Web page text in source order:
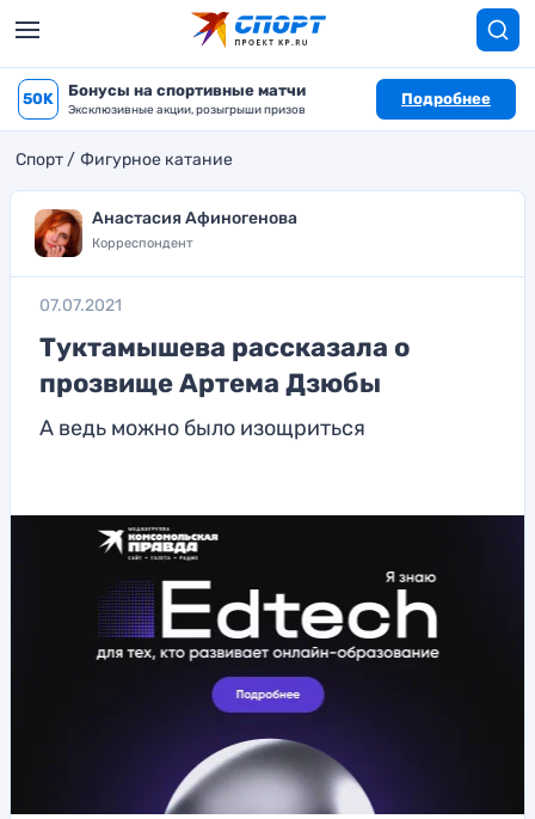
50K Бонусы на спортивные матчи
Эксклюзивные акции, розыгрыши призов
Подробнее
Спорт Фигурное катание
Анастасия Афиногенова
Корреспондент
07.07.2021
Туктамышева рассказала о
прозвище Артема Дзюбы
А ведь можно было изощриться